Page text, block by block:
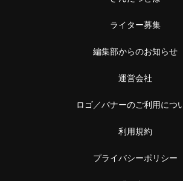
ライター募集
編集部からのお知らせ
運営会社
ロゴ／バナーのご利用につ
利用規約
プライバシーポリシー